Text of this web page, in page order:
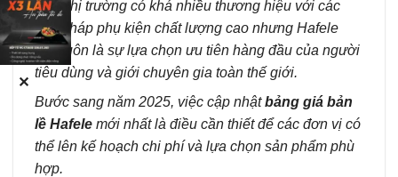
Trên thị trường có khá nhiều thương hiệu với các
giải pháp phụ kiện chất lượng cao nhưng Hafele
vẫn luôn là sự lựa chọn ưu tiên hàng đầu của người
tiêu dùng và giới chuyên gia toàn thế giới.
Bước sang năm 2025, việc cập nhậtbảng giá bản
lề Hafele mới nhất là điều cần thiết để các đơn vị có
thể lên kế hoạch chi phí và lựa chọn sản phẩm phù
hợp.
✕